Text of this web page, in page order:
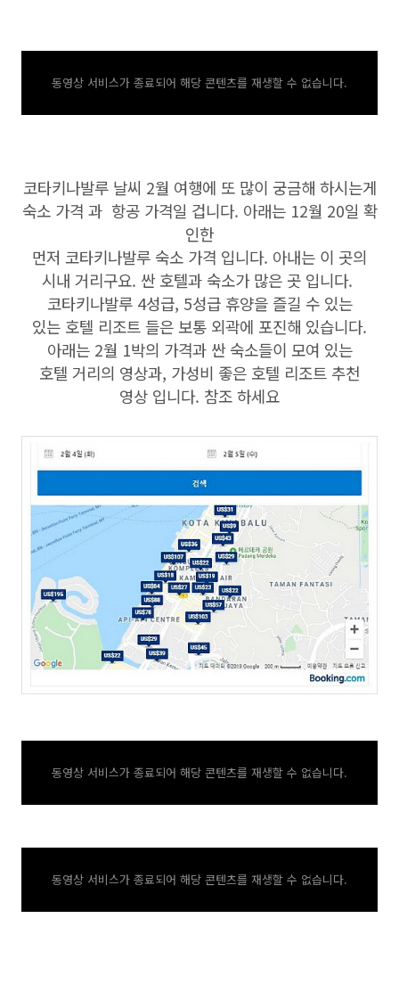
동영상 서비스가 종료되어 해당 콘텐츠를 재생할 수 없습니다.
코타키나발루 날씨 2월 여행에 또 많이 궁금해 하시는게
숙소 가격 과 항공 가격일 겁니다. 아래는 12월 20일 확
인한
먼저 코타키나발루 숙소 가격 입니다. 아내는 이 곳의
시내 거리구요. 싼 호텔과 숙소가 많은 곳 입니다.
코타키나발루 4성급, 5성급 휴양을 즐길 수 있는
있는 호텔 리조트 들은 보통 외곽에 포진해 있습니다.
아래는 2월 1박의 가격과 싼 숙소들이 모여 있는
호텔 거리의 영상과, 가성비 좋은 호텔 리조트 추천
영상 입니다. 참조 하세요
동영상 서비스가 종료되어 해당 콘텐츠를 재생할 수 없습니다.
동영상 서비스가 종료되어 해당 콘텐츠를 재생할 수 없습니다.